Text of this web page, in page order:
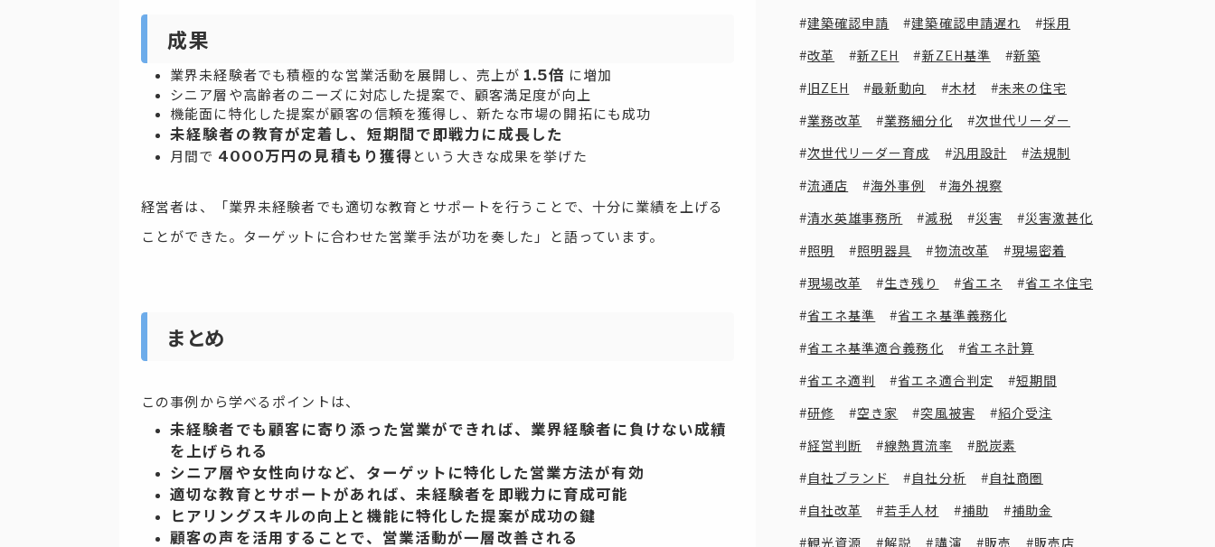
成果
業界未経験者でも積極的な営業活動を展開し、売上が 1.5倍 に増加
シニア層や高齢者のニーズに対応した提案で、顧客満足度が向上
機能面に特化した提案が顧客の信頼を獲得し、新たな市場の開拓にも成功
未経験者の教育が定着し、短期間で即戦力に成長した
月間で 4000万円の見積もり獲得 という大きな成果を挙げた
経営者は、「業界未経験者でも適切な教育とサポートを行うことで、十分に業績を上げる
ことができた。ターゲットに合わせた営業手法が功を奏した」と語っています。
まとめ
この事例から学べるポイントは、
未経験者でも顧客に寄り添った営業ができれば、業界経験者に負けない成績
を上げられる
シニア層や女性向けなど、ターゲットに特化した営業方法が有効
適切な教育とサポートがあれば、未経験者を即戦力に育成可能
ヒアリングスキルの向上と機能に特化した提案が成功の鍵
顧客の声を活用することで、営業活動が一層改善される
建築確認申請 建築確認申請遅れ 採用
改革 新ZEH 新ZEH基準 新築
旧ZEH 最新動向 木材 未来の住宅
業務改革 業務細分化 次世代リーダー
次世代リーダー育成 汎用設計 法規制
流通店 海外事例 海外視察
清水英雄事務所 減税 災害 災害激甚化
照明 照明器具 物流改革 現場密着
現場改革 生き残り 省エネ 省エネ住宅
省エネ基準 省エネ基準義務化
省エネ基準適合義務化 省エネ計算
省エネ適判 省エネ適合判定 短期間
研修 空き家 突風被害 紹介受注
経営判断 線熱貫流率 脱炭素
自社ブランド 自社分析 自社商圏
自社改革 若手人材 補助 補助金
観光資源 解説 講演 販売 販売店